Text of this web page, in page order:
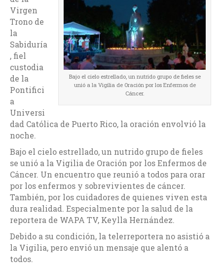
Bajo el cielo estrellado, un nutrido grupo de fieles se
unió a la Vigilia de Oración por los Enfermos de
Cáncer.
Virgen
Trono de
la
Sabiduría
, fiel
custodia
de la
Pontifici
a
Universi
dad Católica de Puerto Rico, la oración envolvió la
noche.
Bajo el cielo estrellado, un nutrido grupo de fieles
se unió a la Vigilia de Oración por los Enfermos de
Cáncer. Un encuentro que reunió a todos para orar
por los enfermos y sobrevivientes de cáncer.
También, por los cuidadores de quienes viven esta
dura realidad. Especialmente por la salud de la
reportera de WAPA TV, Keylla Hernández.
Debido a su condición, la telerreportera no asistió a
la Vigilia, pero envió un mensaje que alentó a
todos.